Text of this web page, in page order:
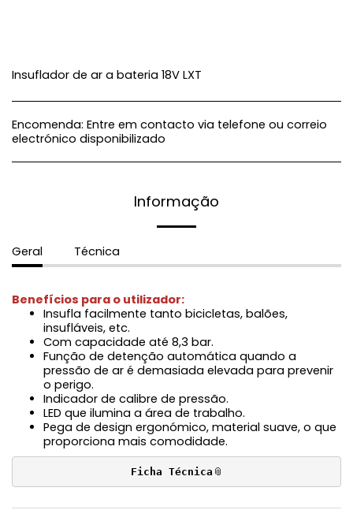
Insuflador de ar a bateria 18V LXT
Encomenda: Entre em contacto via telefone ou correio
electrónico disponibilizado
Informação
Geral Técnica
Benefícios para o utilizador:
Insufla facilmente tanto bicicletas, balões,
insufláveis, etc.
Com capacidade até 8,3 bar.
Função de detenção automática quando a
pressão de ar é demasiada elevada para prevenir
o perigo.
Indicador de calibre de pressão.
LED que ilumina a área de trabalho.
Pega de design ergonómico, material suave, o que
proporciona mais comodidade.
Ficha Técnica